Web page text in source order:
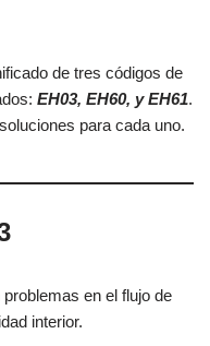
de tres códigos de
EH03, EH60, y EH61.
para cada uno.
en el flujo de
interior.